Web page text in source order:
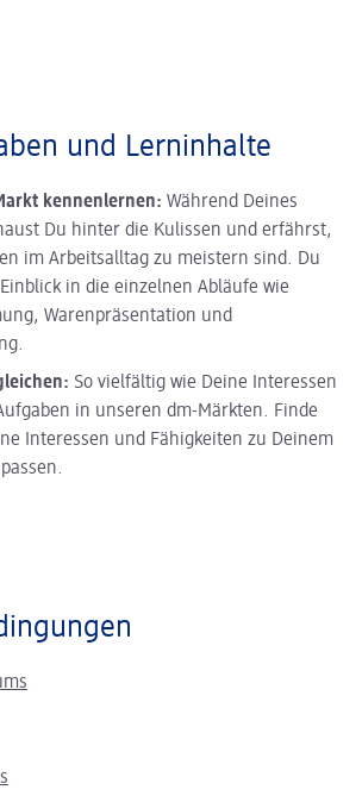
und Lerninhalte
kennenlernen: Während Deines
Du hinter die Kulissen und erfährst,
im Arbeitsalltag zu meistern sind. Du
in die einzelnen Abläufe wie
Warenpräsentation und
So vielfältig wie Deine Interessen
in unseren dm-Märkten. Finde
Interessen und Fähigkeiten zu Deinem